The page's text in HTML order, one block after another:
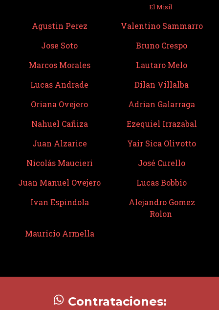
El Misil
Agustin Perez
Valentino Sammarro
Jose Soto
Bruno Crespo
Marcos Morales
Lautaro Melo
Lucas Andrade
Dilan Villalba
Oriana Ovejero
Adrian Galarraga
Nahuel Cañiza
Ezequiel Irrazabal
Juan Alzarice
Yair Sica Olivotto
Nicolás Maucieri
José Curello
Juan Manuel Ovejero
Lucas Bobbio
Ivan Espindola
Alejandro Gomez
Rolon
Mauricio Armella
Contrataciones: